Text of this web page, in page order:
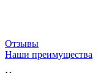
Отзывы
Наши преимущества